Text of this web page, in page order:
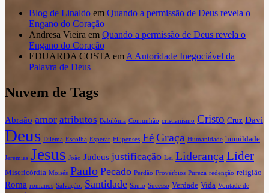
Blog de Linaldo em Quando a permissão de Deus revela o
Engano do Coração
Andresa Vieira em Quando a permissão de Deus revela o
Engano do Coração
EDUARDA COSTA em A Autoridade Inegociável da
Palavra de Deus
Nuvem de Tags
Abraão amor atributos Babilônia Comunhão cristianismo Cristo Cruz Davi
Deus Dilema Escolha Esperar Filipenses FéGraça Humanidade humildade
Jeremias Jesus João Judeus justificação Lei Liderança Líder
Misericórdia Moisés Paulo Pecado Perdão Provérbios Pureza redenção religião
Roma romanos Salvação. Santidade Saulo Sucesso Verdade Vida Vontade de